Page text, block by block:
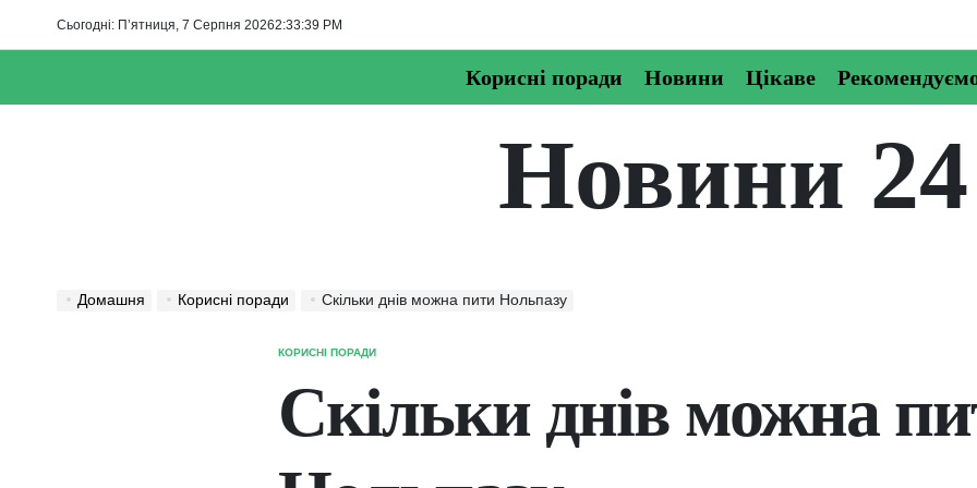
Сьогодні: П’ятниця, 7 Серпня 20262:33:40 PM
Корисні поради Новини Цікаве
Новини 24
Домашня Корисні поради Скільки днів можна пити Нольпазу
ОПУБЛІКУВАТИ
КОРИСНІ ПОРАДИ
Скільки днів можна